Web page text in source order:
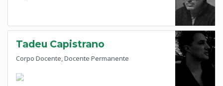
Tadeu Capistrano
Corpo Docente, Docente Permanente